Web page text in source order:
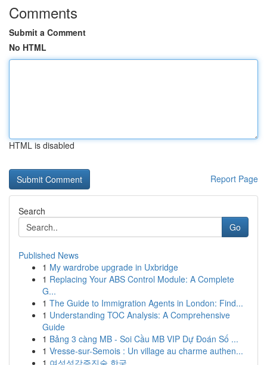
Comments
Submit a Comment
No HTML
HTML is disabled
Report Page
Search
Go
Published News
1 My wardrobe upgrade in Uxbridge
1 Replacing Your ABS Control Module: A Complete
G...
1 The Guide to Immigration Agents in London: Find...
1 Understanding TOC Analysis: A Comprehensive
Guide
1 Bảng 3 càng MB - Soi Cầu MB VIP Dự Đoán Số ...
1 Vresse-sur-Semois : Un village au charme authen...
1 여성성감증진술 한국